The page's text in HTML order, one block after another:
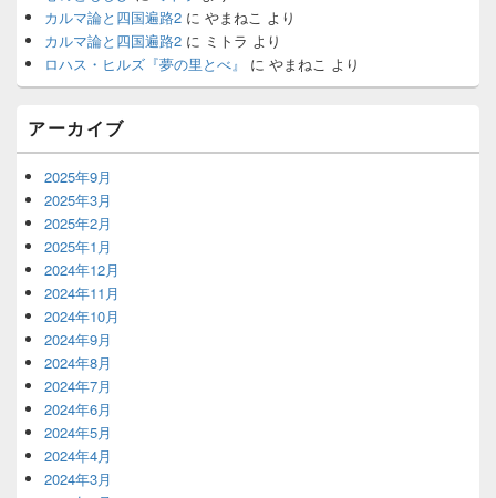
ジ
ェ
ッ
ト
リ
カルマ論と四国遍路2 に やまねこ より
カルマ論と四国遍路2 に ミトラ より
ロハス・ヒルズ『夢の里とべ』
に やまねこ より
アーカイブ
2025年9月
2025年3月
2025年2月
2025年1月
2024年12月
2024年11月
2024年10月
2024年9月
2024年8月
2024年7月
2024年6月
2024年5月
2024年4月
2024年3月